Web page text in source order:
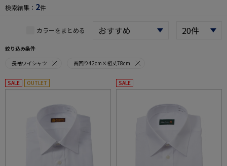
検索結果： 2件
カラーをまとめる
絞り込み条件
長袖ワイシャツ
首回り42cm×裄丈78cm
SALE OUTLET SALE